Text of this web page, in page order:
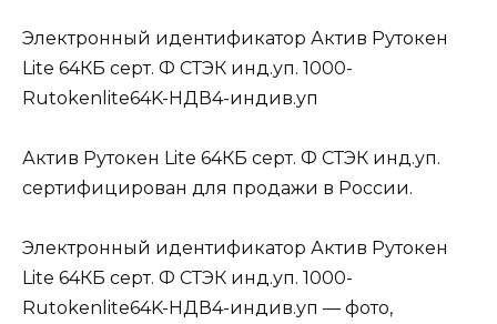
Электронный идентификатор Актив Рутокен
Lite 64КБ серт. Ф СТЭК инд.уп. 1000-
Rutokenlite64K-НДВ4-индив.уп
Актив Рутокен Lite 64КБ серт. Ф СТЭК инд.уп.
сертифицирован для продажи в России.
Электронный идентификатор Актив Рутокен
Lite 64КБ серт. Ф СТЭК инд.уп. 1000-
Rutokenlite64K-НДВ4-индив.уп — фото,